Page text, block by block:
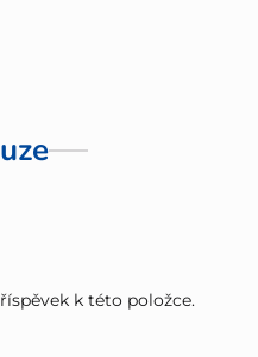
k této položce.